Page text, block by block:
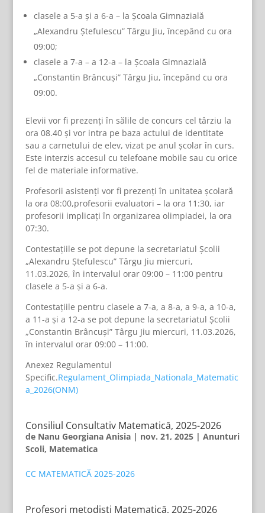
clasele a 5-a și a 6-a – la Școala Gimnazială
„Alexandru Ștefulescu” Târgu Jiu, începând cu ora
09:00;
clasele a 7-a – a 12-a – la Școala Gimnazială
„Constantin Brâncuși” Târgu Jiu, începând cu ora
09:00.
Elevii vor fi prezenți în sălile de concurs cel târziu la
ora 08.40 și vor intra pe baza actului de identitate
sau a carnetului de elev, vizat pe anul școlar în curs.
Este interzis accesul cu telefoane mobile sau cu orice
fel de materiale informative.
Profesorii asistenți vor fi prezenți în unitatea școlară
la ora 08:00,profesorii evaluatori – la ora 11:30, iar
profesorii implicați în organizarea olimpiadei, la ora
07:30.
Contestațiile se pot depune la secretariatul Școlii
„Alexandru Ștefulescu” Târgu Jiu miercuri,
11.03.2026, în intervalul orar 09:00 – 11:00 pentru
clasele a 5-a și a 6-a.
Contestațiile pentru clasele a 7-a, a 8-a, a 9-a, a 10-a,
a 11-a și a 12-a se pot depune la secretariatul Școlii
„Constantin Brâncuși” Târgu Jiu miercuri, 11.03.2026,
în intervalul orar 09:00 – 11:00.
Anexez Regulamentul
Specific.Regulament_Olimpiada_Nationala_Matematic
a_2026(ONM)
Consiliul Consultativ Matematică, 2025-2026
de Nanu Georgiana Anisia| nov. 21, 2025| Anunturi
Scoli, Matematica
CC MATEMATICĂ 2025-2026
Profesori metodiști Matematică, 2025-2026